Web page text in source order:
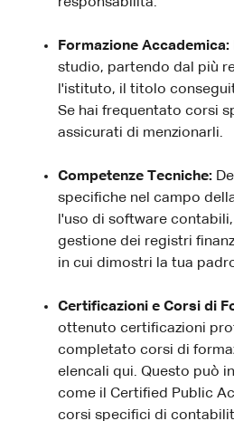
responsabilità.
Formazione Accademica:
studio, partendo dal più
l'istituto, il titolo
Se hai frequentato corsi
assicurati di menzionarli.
Competenze Tecniche:
specifiche nel campo
l'uso di software
gestione dei registri
in cui dimostri la tua
Certificazioni e Corsi di
ottenuto certificazioni
completato corsi di
elencali qui. Questo può
come il Certified Public
corsi specifici di